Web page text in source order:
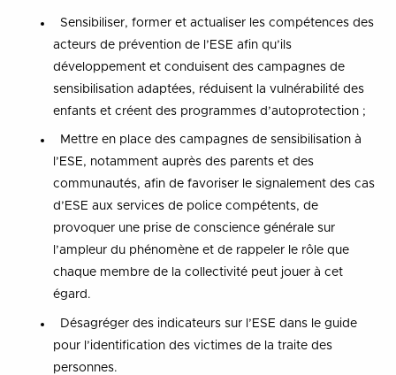
Sensibiliser, former et actualiser les compétences des
acteurs de prévention de l’ESE afin qu’ils
développement et conduisent des campagnes de
sensibilisation adaptées, réduisent la vulnérabilité des
enfants et créent des programmes d’autoprotection ;
Mettre en place des campagnes de sensibilisation à
l’ESE, notamment auprès des parents et des
communautés, afin de favoriser le signalement des cas
d’ESE aux services de police compétents, de
provoquer une prise de conscience générale sur
l’ampleur du phénomène et de rappeler le rôle que
chaque membre de la collectivité peut jouer à cet
égard.
Désagréger des indicateurs sur l’ESE dans le guide
pour l’identification des victimes de la traite des
personnes.